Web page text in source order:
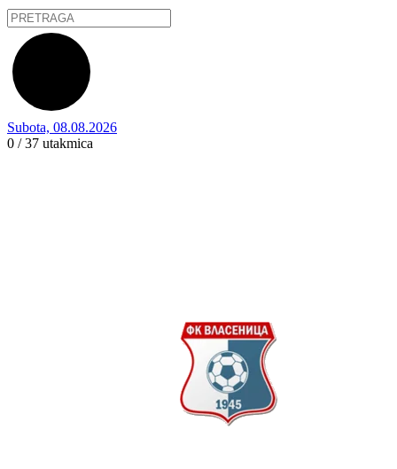
Subota, 08.08.2026
0 / 37 utakmica